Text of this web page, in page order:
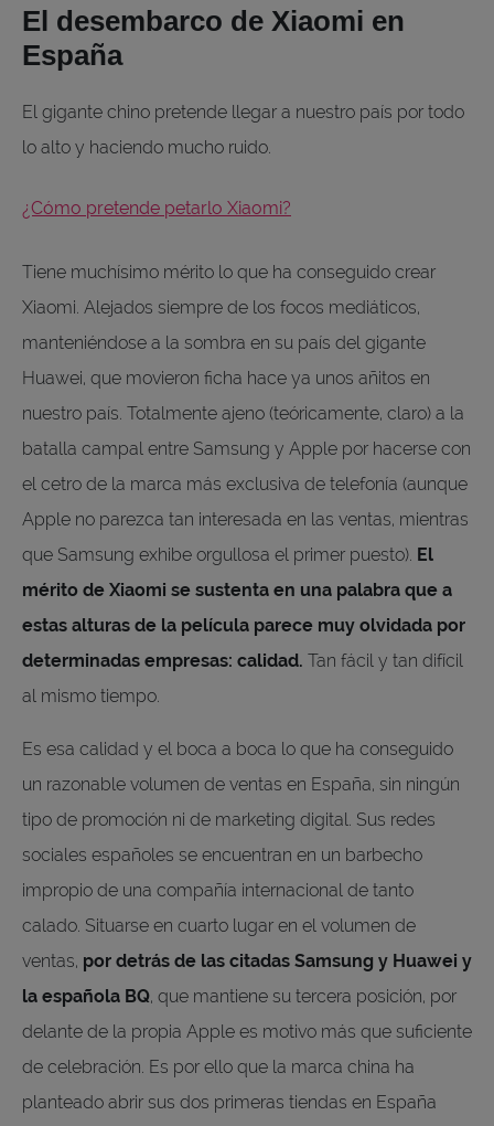
El desembarco de Xiaomi en
España
El gigante chino pretende llegar a nuestro país por todo
lo alto y haciendo mucho ruido.
¿Cómo pretende petarlo Xiaomi?
Tiene muchísimo mérito lo que ha conseguido crear
Xiaomi. Alejados siempre de los focos mediáticos,
manteniéndose a la sombra en su país del gigante
Huawei, que movieron ficha hace ya unos añitos en
nuestro país. Totalmente ajeno (teóricamente, claro) a la
batalla campal entre Samsung y Apple por hacerse con
el cetro de la marca más exclusiva de telefonía (aunque
Apple no parezca tan interesada en las ventas, mientras
que Samsung exhibe orgullosa el primer puesto). El
mérito de Xiaomi se sustenta en una palabra que a
estas alturas de la película parece muy olvidada por
determinadas empresas: calidad. Tan fácil y tan difícil
al mismo tiempo.
Es esa calidad y el boca a boca lo que ha conseguido
un razonable volumen de ventas en España, sin ningún
tipo de promoción ni de marketing digital. Sus redes
sociales españoles se encuentran en un barbecho
impropio de una compañía internacional de tanto
calado. Situarse en cuarto lugar en el volumen de
ventas, por detrás de las citadas Samsung y Huawei y
la española BQ, que mantiene su tercera posición, por
delante de la propia Apple es motivo más que suficiente
de celebración. Es por ello que la marca china ha
planteado abrir sus dos primeras tiendas en España